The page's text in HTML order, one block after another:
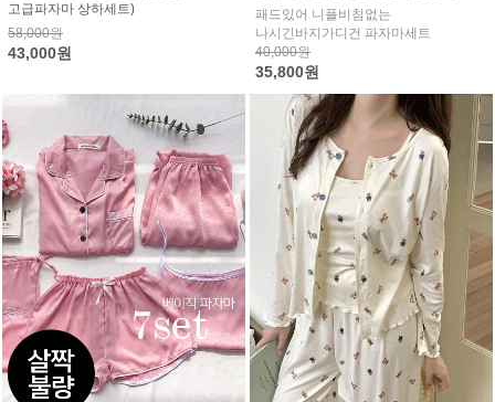
고급파자마 상하세트)
58,000원
43,000원
패드있어 니플비침없는
나시긴바지가디건 파자마세트
40,000원
35,800원